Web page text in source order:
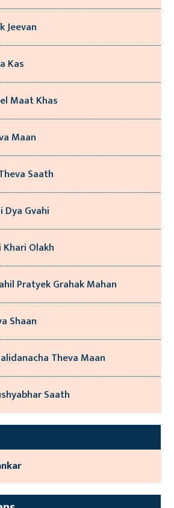
Jeevan
Kas
Maat Khas
Maan
Saath
Gvahi
Olakh
Pratyek Grahak Mahan
Shaan
Theva Maan
Saath